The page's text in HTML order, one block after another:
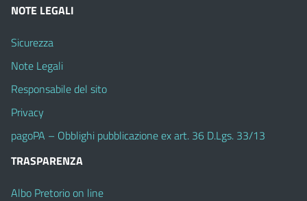
NOTE LEGALI
Sicurezza
Note Legali
Responsabile del sito
Privacy
pagoPA – Obblighi pubblicazione ex art. 36 D.Lgs. 33/13
TRASPARENZA
Albo Pretorio on line